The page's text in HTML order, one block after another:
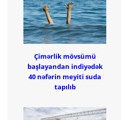
Çimərlik mövsümü
başlayandan indiyədək
40 nəfərin meyiti suda
tapılıb